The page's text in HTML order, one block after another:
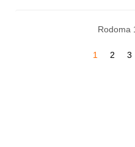
Rodoma
1 2 3